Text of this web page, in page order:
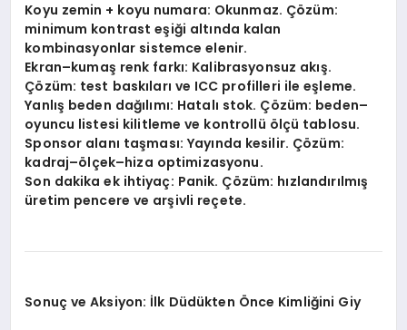
Koyu zemin + koyu numara: Okunmaz. Çözüm:
minimum kontrast eşiği altında kalan
kombinasyonlar sistemce elenir.
Ekran–kumaş renk farkı: Kalibrasyonsuz akış.
Çözüm: test baskıları ve ICC profilleri ile eşleme.
Yanlış beden dağılımı: Hatalı stok. Çözüm: beden–
oyuncu listesi kilitleme ve kontrollü ölçü tablosu.
Sponsor alanı taşması: Yayında kesilir. Çözüm:
kadraj–ölçek–hiza optimizasyonu.
Son dakika ek ihtiyaç: Panik. Çözüm: hızlandırılmış
üretim pencere ve arşivli reçete.
Sonuç ve Aksiyon: İlk Düdükten Önce Kimliğini Giy